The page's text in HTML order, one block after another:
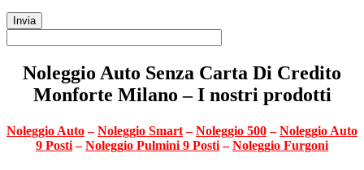
Noleggio Auto Senza Carta Di Credito
Monforte Milano – I nostri prodotti
Noleggio Auto–Noleggio Smart–Noleggio 500–Noleggio Auto
9 Posti–Noleggio Pulmini 9 Posti–Noleggio Furgoni